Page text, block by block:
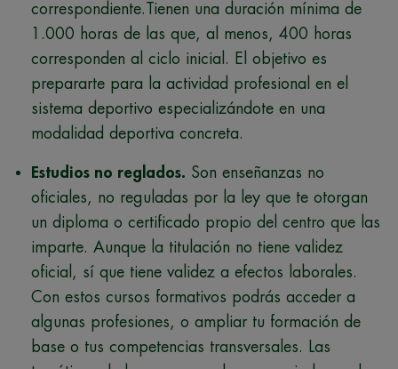
correspondiente.Tienen una duración mínima de
1.000 horas de las que, al menos, 400 horas
corresponden al ciclo inicial. El objetivo es
prepararte para la actividad profesional en el
sistema deportivo especializándote en una
modalidad deportiva concreta.
Estudios no reglados. Son enseñanzas no
oficiales, no reguladas por la ley que te otorgan
un diploma o certificado propio del centro que las
imparte. Aunque la titulación no tiene validez
oficial, sí que tiene validez a efectos laborales.
Con estos cursos formativos podrás acceder a
algunas profesiones, o ampliar tu formación de
base o tus competencias transversales. Las